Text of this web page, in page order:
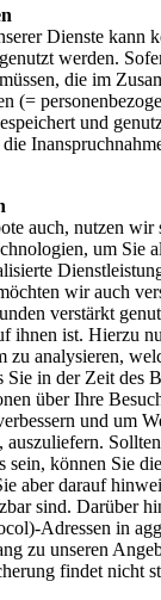
Dienste kann
werden.
die im
(=
und
auch, nutzen wir
um Sie
wir auch
verstärkt
ihnen ist. Hierzu
analysieren,
Sie in der Zeit des
über Ihre
und um
auszuliefern.
sein, können Sie
aber darauf
sind. Darüber
Adressen in
zu unseren
findet nicht